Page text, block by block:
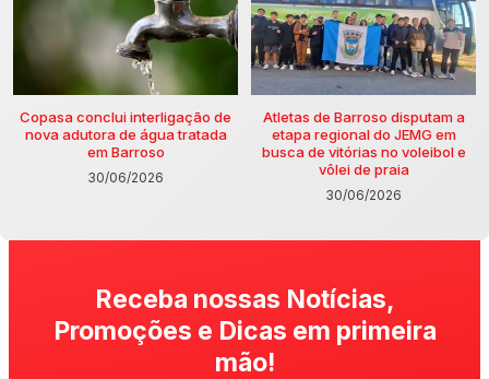
Copasa conclui interligação de
nova adutora de água tratada
em Barroso
30/06/2026
Atletas de Barroso disputam a
etapa regional do JEMG em
busca de vitórias no voleibol e
vôlei de praia
30/06/2026
Receba nossas Notícias,
Promoções e Dicas em primeira
mão!